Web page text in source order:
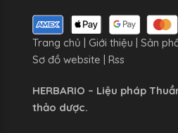
Trang chủ | Giới thiệu | Sản
Sơ đồ website | Rss
HERBARIO – Liệu pháp
thảo dược.